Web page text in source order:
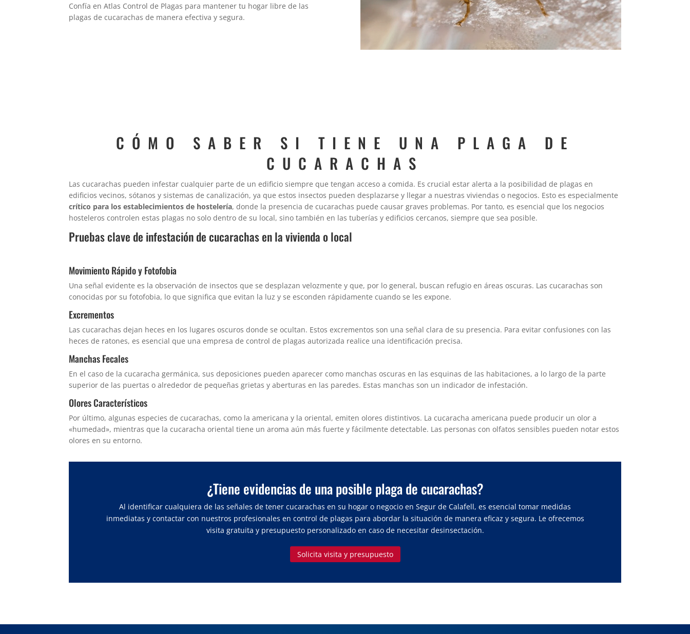
Confía en Atlas Control de Plagas para mantener tu hogar libre de las
plagas de cucarachas de manera efectiva y segura.
CÓMO SABER SI TIENE UNA PLAGA DE
CUCARACHAS
Las cucarachas pueden infestar cualquier parte de un edificio siempre que tengan acceso a comida. Es crucial estar alerta a la posibilidad de plagas en
edificios vecinos, sótanos y sistemas de canalización, ya que estos insectos pueden desplazarse y llegar a nuestras viviendas o negocios. Esto es especialmente
crítico para los establecimientos de hostelería, donde la presencia de cucarachas puede causar graves problemas. Por tanto, es esencial que los negocios
hosteleros controlen estas plagas no solo dentro de su local, sino también en las tuberías y edificios cercanos, siempre que sea posible.
Pruebas clave de infestación de cucarachas en la vivienda o local
Movimiento Rápido y Fotofobia
Una señal evidente es la observación de insectos que se desplazan velozmente y que, por lo general, buscan refugio en áreas oscuras. Las cucarachas son
conocidas por su fotofobia, lo que significa que evitan la luz y se esconden rápidamente cuando se les expone.
Excrementos
Las cucarachas dejan heces en los lugares oscuros donde se ocultan. Estos excrementos son una señal clara de su presencia. Para evitar confusiones con las
heces de ratones, es esencial que una empresa de control de plagas autorizada realice una identificación precisa.
Manchas Fecales
En el caso de la cucaracha germánica, sus deposiciones pueden aparecer como manchas oscuras en las esquinas de las habitaciones, a lo largo de la parte
superior de las puertas o alrededor de pequeñas grietas y aberturas en las paredes. Estas manchas son un indicador de infestación.
Olores Característicos
Por último, algunas especies de cucarachas, como la americana y la oriental, emiten olores distintivos. La cucaracha americana puede producir un olor a
«humedad», mientras que la cucaracha oriental tiene un aroma aún más fuerte y fácilmente detectable. Las personas con olfatos sensibles pueden notar estos
olores en su entorno.
¿Tiene evidencias de una posible plaga de cucarachas?
Al identificar cualquiera de las señales de tener cucarachas en su hogar o negocio en Segur de Calafell, es esencial tomar medidas
inmediatas y contactar con nuestros profesionales en control de plagas para abordar la situación de manera eficaz y segura. Le ofrecemos
visita gratuita y presupuesto personalizado en caso de necesitar desinsectación.
Solicita visita y presupuesto